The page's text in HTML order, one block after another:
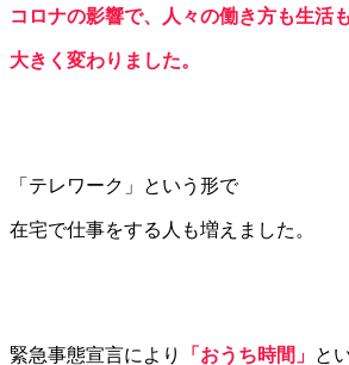
コロナの影響で、人々の働き方も生活も
大きく変わりました。
「テレワーク」という形で
在宅で仕事をする人も増えました。
緊急事態宣言により 「おうち時間」 と